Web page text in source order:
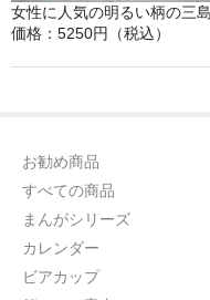
女性に人気の明るい柄の三
価格：5250円（税込）
お勧め商品
すべての商品
まんがシリーズ
カレンダー
ビアカップ